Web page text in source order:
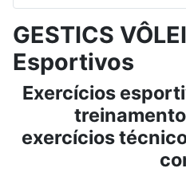
GESTICS
Esportivos
Exercícios
exercícios